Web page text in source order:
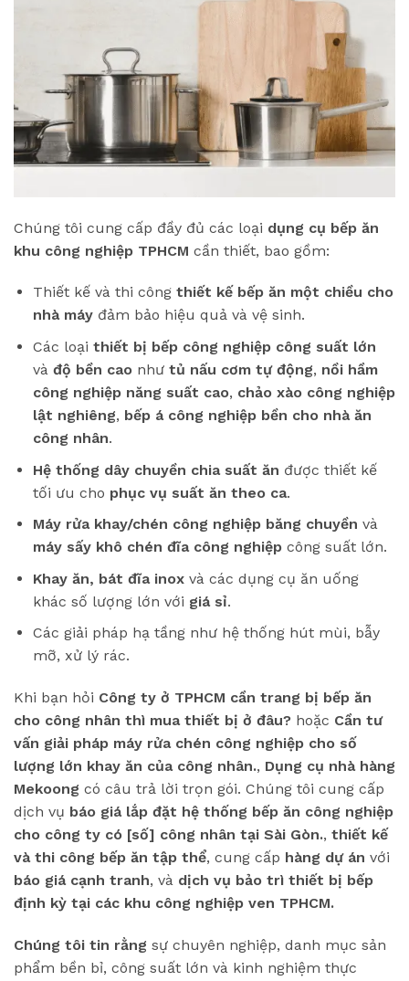
Chúng tôi cung cấp đầy đủ các loại dụng cụ bếp ăn
khu công nghiệp TPHCM cần thiết, bao gồm:
Thiết kế và thi công thiết kế bếp ăn một chiều cho
nhà máyđảm bảo hiệu quả và vệ sinh.
Các loại thiết bị bếp công nghiệp công suất lớn
và độ bền caonhư tủ nấu cơm tự động, nồi hầm
công nghiệp năng suất cao, chảo xào công nghiệp
lật nghiêng, bếp á công nghiệp bền cho nhà ăn
công nhân.
Hệ thống dây chuyền chia suất ăn được thiết kế
tối ưu cho phục vụ suất ăn theo ca.
Máy rửa khay/chén công nghiệp băng chuyền và
máy sấy khô chén đĩa công nghiệpcông suất lớn.
Khay ăn, bát đĩa inoxvà các dụng cụ ăn uống
khác số lượng lớn với giá sỉ.
Các giải pháp hạ tầng như hệ thống hút mùi, bẫy
mỡ, xử lý rác.
Khi bạn hỏi Công ty ở TPHCM cần trang bị bếp ăn
cho công nhân thì mua thiết bị ở đâu? hoặc Cần tư
vấn giải pháp máy rửa chén công nghiệp cho số
lượng lớn khay ăn của công nhân., Dụng cụ nhà hàng
Mekoong có câu trả lời trọn gói. Chúng tôi cung cấp
dịch vụ báo giá lắp đặt hệ thống bếp ăn công nghiệp
cho công ty có [số] công nhân tại Sài Gòn., thiết kế
và thi công bếp ăn tập thể, cung cấp hàng dự án với
báo giá cạnh tranh, và dịch vụ bảo trì thiết bị bếp
định kỳ tại các khu công nghiệp ven TPHCM.
Chúng tôi tin rằng sự chuyên nghiệp, danh mục sản
phẩm bền bỉ, công suất lớn và kinh nghiệm thực